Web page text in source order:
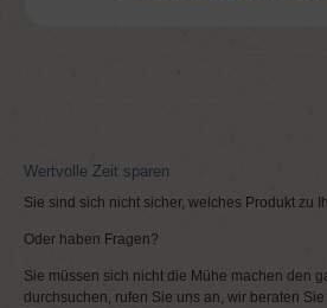
Wertvolle Zeit sparen
Sie sind sich nicht sicher, welches Produkt zu
Oder haben Fragen?
Sie müssen sich nicht die Mühe machen den
durchsuchen, rufen Sie uns an, wir beraten